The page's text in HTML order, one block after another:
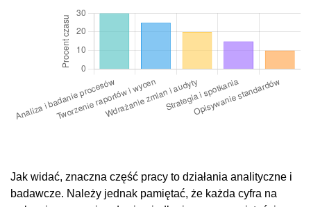
Jak widać, znaczna część pracy to działania analityczne i
badawcze. Należy jednak pamiętać, że każda cyfra na